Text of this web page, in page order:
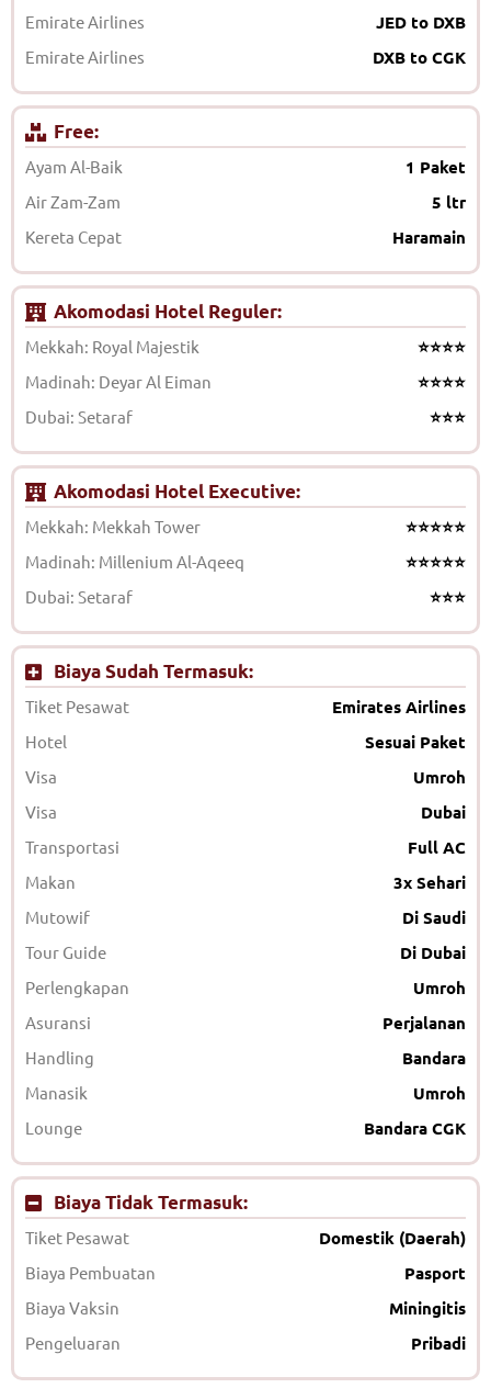
Emirate Airlines JED to DXB
Emirate Airlines DXB to CGK
Free:
Ayam Al-Baik 1 Paket
Air Zam-Zam 5 ltr
Kereta Cepat Haramain
Akomodasi Hotel Reguler:
Mekkah: Royal Majestik ⭐⭐⭐⭐
Madinah: Deyar Al Eiman ⭐⭐⭐⭐
Dubai: Setaraf ⭐⭐⭐
Akomodasi Hotel Executive:
Mekkah: Mekkah Tower ⭐⭐⭐⭐⭐
Madinah: Millenium Al-Aqeeq ⭐⭐⭐⭐⭐
Dubai: Setaraf ⭐⭐⭐
Biaya Sudah Termasuk:
Tiket Pesawat Emirates Airlines
Hotel Sesuai Paket
Visa Umroh
Visa Dubai
Transportasi Full AC
Makan 3x Sehari
Mutowif Di Saudi
Tour Guide Di Dubai
Perlengkapan Umroh
Asuransi Perjalanan
Handling Bandara
Manasik Umroh
Lounge Bandara CGK
Biaya Tidak Termasuk:
Tiket Pesawat Domestik (Daerah)
Biaya Pembuatan Pasport
Biaya Vaksin Miningitis
Pengeluaran Pribadi